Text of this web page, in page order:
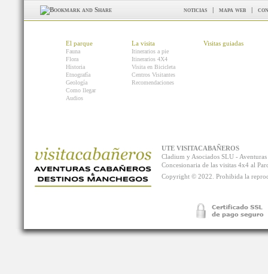
noticias | mapa web |
El parque
Fauna
Flora
Historia
Etnografía
Geología
Como llegar
Audios
La visita
Itinerarios a pie
Itinerarios 4X4
Visita en Bicicleta
Centros Visitantes
Recomendaciones
Visitas guiadas
UTE VISITACABAÑEROS
Cladium y Asociados SLU -
Concesionaria de las visitas 4x4 al
Copyright © 2022. Prohibida la